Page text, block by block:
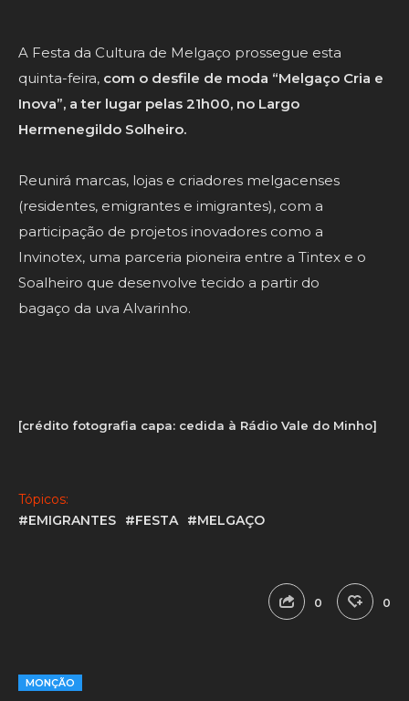
A Festa da Cultura de Melgaço prossegue esta
quinta-feira, com o desfile de moda “Melgaço Cria e
Inova”, a ter lugar pelas 21h00, no Largo
Hermenegildo Solheiro.
Reunirá marcas, lojas e criadores melgacenses
(residentes, emigrantes e imigrantes), com a
participação de projetos inovadores como a
Invinotex, uma parceria pioneira entre a Tintex e o
Soalheiro que desenvolve tecido a partir do
bagaço da uva Alvarinho.
[crédito fotografia capa: cedida à Rádio Vale do Minho]
Tópicos:
#EMIGRANTES
#FESTA #MELGAÇO
0 0
MONÇÃO